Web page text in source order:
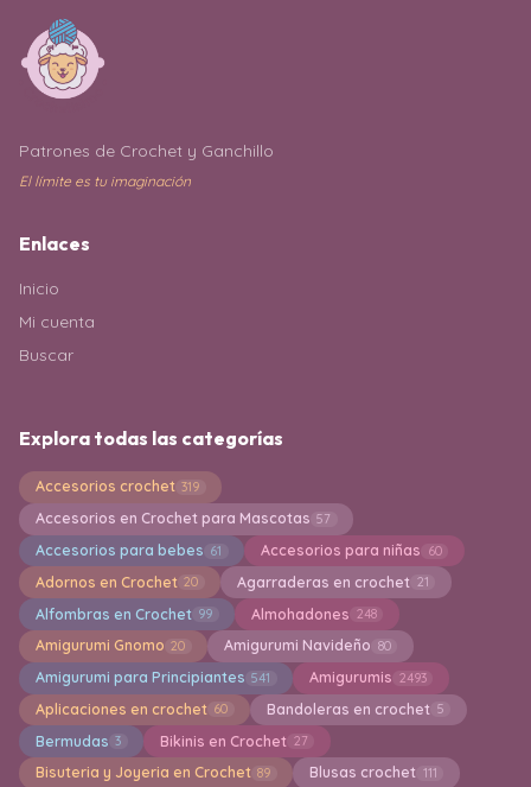
Patrones de Crochet y Ganchillo
El límite es tu imaginación
Enlaces
Inicio
Mi cuenta
Buscar
Explora todas las categorías
Accesorios crochet 319
Accesorios en Crochet para Mascotas 57
Accesorios para bebes 61 Accesorios para niñas 60
Adornos en Crochet 20 Agarraderas en crochet 21
Alfombras en Crochet 99 Almohadones 248
Amigurumi Gnomo 20 Amigurumi Navideño 80
Amigurumi para Principiantes 541 Amigurumis 2493
Aplicaciones en crochet 60 Bandoleras en crochet 5
Bermudas 3 Bikinis en Crochet 27
Bisuteria y Joyeria en Crochet 89 Blusas crochet 111